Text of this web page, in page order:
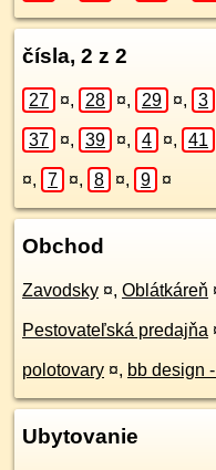
čísla, 2 z 2
27 ¤, 28 ¤, 29 ¤, 3
37 ¤, 39 ¤, 4 ¤, 41
¤, 7 ¤, 8 ¤, 9 ¤
Obchod
Zavodsky ¤, Oblátkáreň
Pestovateľská predajňa
polotovary ¤, bb design
Ubytovanie